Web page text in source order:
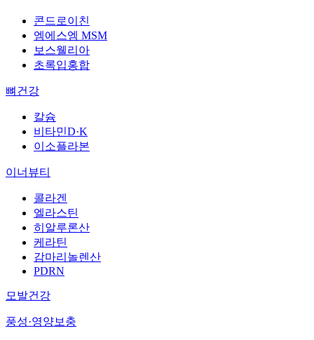
콘드로이친
엠에스엠 MSM
보스웰리아
초록입홍합
뼈건강
칼슘
비타민D·K
이소플라본
이너뷰티
콜라겐
엘라스틴
히알루론산
케라틴
감마리놀렌산
PDRN
모발건강
풍성·영양보충